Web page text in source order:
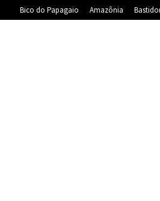
Bico do Papagaio Amazônia